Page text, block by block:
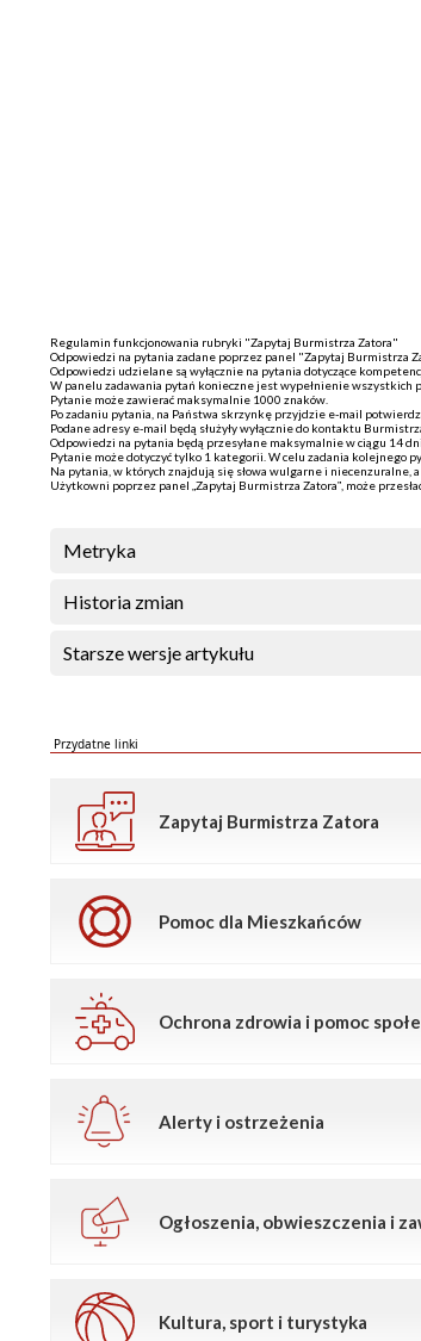
Regulamin funkcjonowania rubryki "Zapytaj Burmistrza Zatora"
Odpowiedzi na pytania zadane poprzez panel "Zapytaj Burmistrza
Odpowiedzi udzielane są wyłącznie na pytania dotyczące
W panelu zadawania pytań konieczne jest wypełnienie wszystkich
Pytanie może zawierać maksymalnie 1000 znaków.
Po zadaniu pytania, na Państwa skrzynkę przyjdzie e-mail
Podane adresy e-mail będą służyły wyłącznie do kontaktu
Odpowiedzi na pytania będą przesyłane maksymalnie w ciągu 14
Pytanie może dotyczyć tylko 1 kategorii. W celu zadania kolejnego
Na pytania, w których znajdują się słowa wulgarne i niecenzuralne,
Użytkowni poprzez panel „Zapytaj Burmistrza Zatora”, może
Metryka
Historia zmian
Starsze wersje artykułu
Przydatne linki
Zapytaj Burmistrza Zatora
Pomoc dla Mieszkańców
Ochrona zdrowia i pomoc
Alerty i ostrzeżenia
Ogłoszenia, obwieszczenia i
Kultura, sport i turystyka